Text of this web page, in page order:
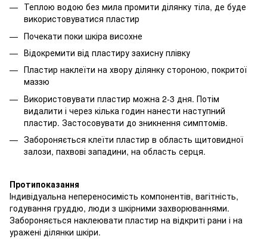
Теплою водою без мила промити ділянку тіла, де буде
використовуватися пластир
Почекати поки шкіра висохне
Відокремити від пластиру захисну плівку
Пластир наклеїти на хвору ділянку стороною, покритої
маззю
Використовувати пластир можна 2-3 дня. Потім
видалити і через кілька годин нанести наступний
пластир. Застосовувати до зникнення симптомів.
Забороняється клеїти пластир в область щитовидної
залози, пахвові западини, на область серця.
Протипоказання
Індивідуальна непереносимість компонентів, вагітність,
годування груддю, люди з шкірними захворюваннями.
Забороняється наклеювати пластир на відкриті рани і на
уражені ділянки шкіри.